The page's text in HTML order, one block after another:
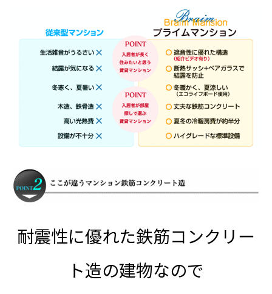
耐震性に優れた鉄筋コンクリー
ト造の建物なので